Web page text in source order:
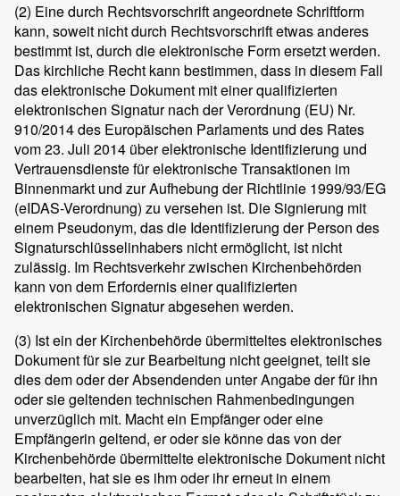
(2) Eine durch Rechtsvorschrift angeordnete Schriftform
kann, soweit nicht durch Rechtsvorschrift etwas anderes
bestimmt ist, durch die elektronische Form ersetzt werden.
Das kirchliche Recht kann bestimmen, dass in diesem Fall
das elektronische Dokument mit einer qualifizierten
elektronischen Signatur nach der Verordnung (EU) Nr.
910/2014 des Europäischen Parlaments und des Rates
vom 23. Juli 2014 über elektronische Identifizierung und
Vertrauensdienste für elektronische Transaktionen im
Binnenmarkt und zur Aufhebung der Richtlinie 1999/93/EG
(eIDAS-Verordnung) zu versehen ist. Die Signierung mit
einem Pseudonym, das die Identifizierung der Person des
Signaturschlüsselinhabers nicht ermöglicht, ist nicht
zulässig. Im Rechtsverkehr zwischen Kirchenbehörden
kann von dem Erfordernis einer qualifizierten
elektronischen Signatur abgesehen werden.
(3) Ist ein der Kirchenbehörde übermitteltes elektronisches
Dokument für sie zur Bearbeitung nicht geeignet, teilt sie
dies dem oder der Absendenden unter Angabe der für ihn
oder sie geltenden technischen Rahmenbedingungen
unverzüglich mit. Macht ein Empfänger oder eine
Empfängerin geltend, er oder sie könne das von der
Kirchenbehörde übermittelte elektronische Dokument nicht
bearbeiten, hat sie es ihm oder ihr erneut in einem